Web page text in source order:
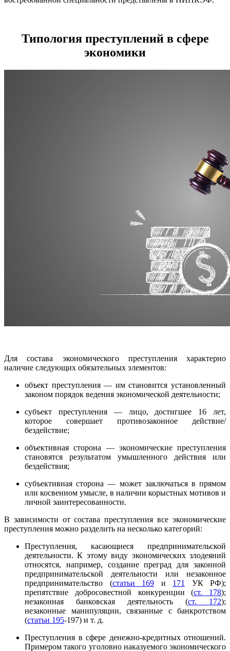
Типология преступлений в сфере
экономики
Для состава экономического преступления характерно
наличие следующих обязательных элементов:
объект преступления — им становится установленный
законом порядок ведения экономической деятельности;
субъект преступления — лицо, достигшее 16 лет,
которое совершает противозаконное действие/
бездействие;
объективная сторона — экономические преступления
становятся результатом умышленного действия или
бездействия;
субъективная сторона — может заключаться в прямом
или косвенном умысле, в наличии корыстных мотивов и
личной заинтересованности.
В зависимости от состава преступления все экономические
преступления можно разделить на несколько категорий:
Преступления, касающиеся предпринимательской
деятельности. К этому виду экономических злодеяний
относятся, например, создание преград для законной
предпринимательской деятельности или незаконное
предпринимательство (статьи 169 и 171
УК РФ);
препятствие добросовестной конкуренции (ст. 178);
незаконная банковская деятельность (ст. 172);
незаконные манипуляции, связанные с банкротством
(статьи 195-197) и т. д.
Преступления в сфере денежно-кредитных отношений.
Примером такого уголовно наказуемого экономического